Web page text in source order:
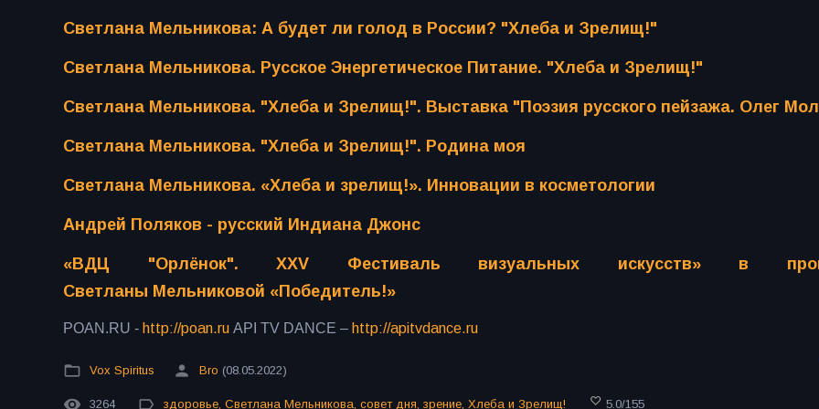
Светлана Мельникова: А будет ли голод в России? "Хлеба и Зрелищ!"
Светлана Мельникова. Русское Энергетическое Питание. "Хлеба и Зрелищ!"
Светлана Мельникова. "Хлеба и Зрелищ!". Выставка "Поэзия русского пейзажа. Олег
Светлана Мельникова. "Хлеба и Зрелищ!". Родина моя
Светлана Мельникова. «Хлеба и зрелищ!». Инновации в косметологии
Андрей Поляков - русский Индиана Джонс
«ВДЦ "Орлёнок". XXV Фестиваль визуальных искусств» в
Светланы Мельниковой «Победитель!»
POAN.RU - http://poan.ru API TV DANCE – http://apitvdance.ru
Vox Spiritus Bro (08.05.2022)
3264 здоровье Светлана Мельникова совет дня зрение Хлеба и Зрелищ! 5.0/155